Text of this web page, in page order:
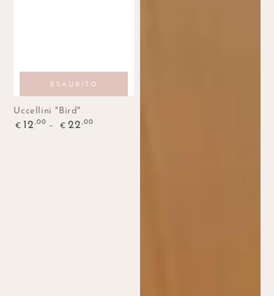
Uccellini "Bird"
Prezzo
regolare
€ 12 ,00
€ 22 ,00
ESAURITO